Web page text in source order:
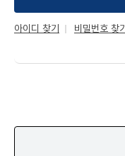
아이디 찾기 비밀번호 찾기